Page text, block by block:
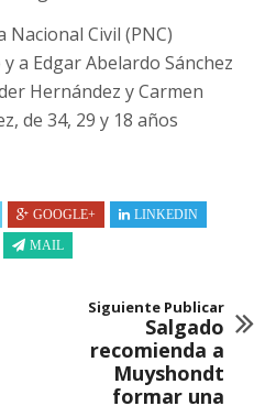
Nacional Civil (PNC)
a Edgar Abelardo Sánchez
Hernández y Carmen
de 34, 29 y 18 años
GOOGLE+
LINKEDIN
MAIL
Siguiente Publicar
Salgado
recomienda a
Muyshondt
formar una